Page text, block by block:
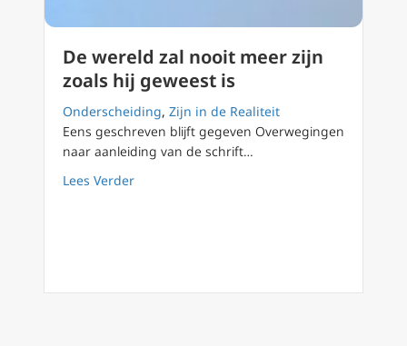
De wereld zal nooit meer zijn
zoals hij geweest is
Onderscheiding, Zijn in de Realiteit
Eens geschreven blijft gegeven Overwegingen
naar aanleiding van de schrift…
Lees Verderabout De wereld zal nooit meer zijn zoals